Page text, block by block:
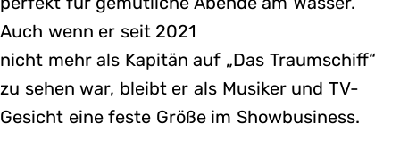
Auch wenn er seit 2021
nicht mehr als Kapitän auf „Das Traumschiff“
zu sehen war, bleibt er als Musiker und TV-
Gesicht eine feste Größe im Showbusiness.